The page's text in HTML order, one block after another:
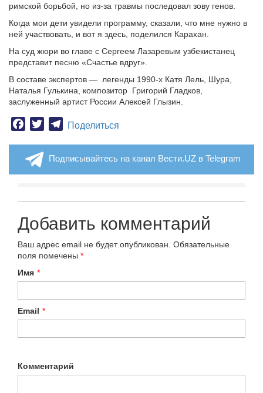
римской борьбой, но из-за травмы последовал зову генов.
Когда мои дети увидели программу, сказали, что мне нужно в
ней участвовать, и вот я здесь, поделился Карахан.
На суд жюри во главе с Сергеем Лазаревым узбекистанец
представит песню «Счастье вдруг».
В составе экспертов — легенды 1990-х Катя Лель, Шура,
Наталья Гулькина, композитор Григорий Гладков,
заслуженный артист России Алексей Глызин.
Facebook
TwitterTelegram
Поделиться
Подписывайтесь на канал Вести.UZ в Telegram
Добавить комментарий
Ваш адрес email не будет опубликован. Обязательные
поля помечены *
Имя *
Email *
Комментарий